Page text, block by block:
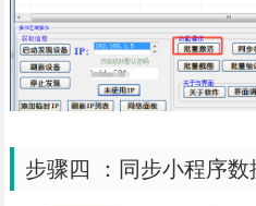
步骤四 ：同步小程序数